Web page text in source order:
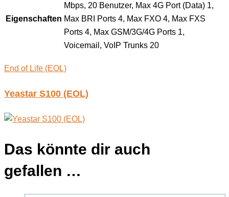
Eigenschaften
Mbps, 20 Benutzer, Max 4G Port (Data) 1,
Max BRI Ports 4, Max FXO 4, Max FXS
Ports 4, Max GSM/3G/4G Ports 1,
Voicemail, VoIP Trunks 20
End of Life (EOL)
Yeastar S100 (EOL)
Das könnte dir auch
gefallen …